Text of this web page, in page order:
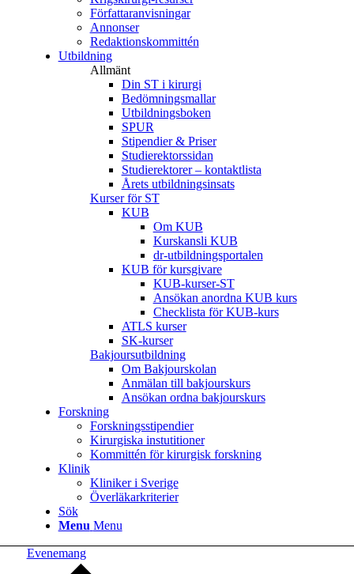
Författaranvisningar
Annonser
Redaktionskommittén
Utbildning
Allmänt
Din ST i kirurgi
Bedömningsmallar
Utbildningsboken
SPUR
Stipendier & Priser
Studierektorssidan
Studierektorer – kontaktlista
Årets utbildningsinsats
Kurser för ST
KUB
Om KUB
Kurskansli KUB
dr-utbildningsportalen
KUB för kursgivare
KUB-kurser-ST
Ansökan anordna KUB kurs
Checklista för KUB-kurs
ATLS kurser
SK-kurser
Bakjoursutbildning
Om Bakjourskolan
Anmälan till bakjourskurs
Ansökan ordna bakjourskurs
Forskning
Forskningsstipendier
Kirurgiska instutitioner
Kommittén för kirurgisk forskning
Klinik
Kliniker i Sverige
Överläkarkriterier
Sök
Menu Menu
Evenemang